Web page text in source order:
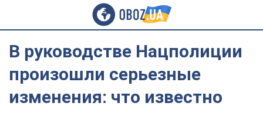
В руководстве Нацполиции
произошли серьезные
изменения: что известно